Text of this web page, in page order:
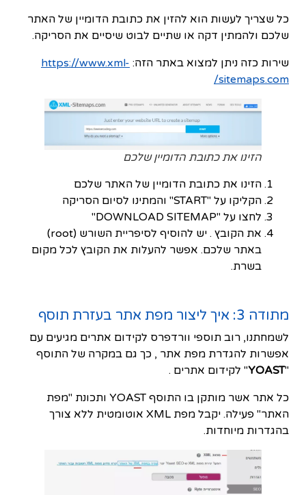
כל שצריך לעשות הוא להזין את כתובת הדומיין של האתר
שלכם ולהמתין דקה או שתיים לבוט שיסיים את הסריקה.
שירות כזה ניתן למצוא באתר הזה: https://www.xml-
sitemaps.com/
הזינו את כתובת הדומיין שלכם
הזינו את כתובת הדומיין של האתר שלכם
הקליקו על "START" והמתינו לסיום הסריקה
לחצו על "DOWNLOAD SITEMAP"
את הקובץ . יש להוסיף לסיפריית השורש (root)
באתר שלכם. אפשר להעלות את הקובץ לכל מקום
בשרת.
מתודה 3: איך ליצור מפת אתר בעזרת תוסף
לשמחתנו, רוב תוספי וורדפרס לקידום אתרים מגיעים עם
אפשרות להגדרת מפת אתר , כך גם במקרה של התוסף
"
YOAST" לקידום אתרים .
כל אתר אשר מותקן בו התוסף YOAST ותכונת "מפת
האתר" פעילה. יקבל מפת XML אוטומטית ללא צורך
בהגדרות מיוחדות.